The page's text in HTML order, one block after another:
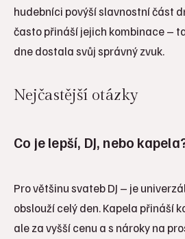
hudebníci povýší slavnostní část
často přináší jejich kombinace –
dne dostala svůj správný zvuk.
Nejčastější otázky
Co je lepší, DJ, nebo
Pro většinu svateb DJ – je
obslouží celý den. Kapela přináší
ale za vyšší cenu a s nároky na